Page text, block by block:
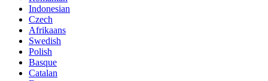
Indonesian
Czech
Afrikaans
Swedish
Polish
Basque
Catalan